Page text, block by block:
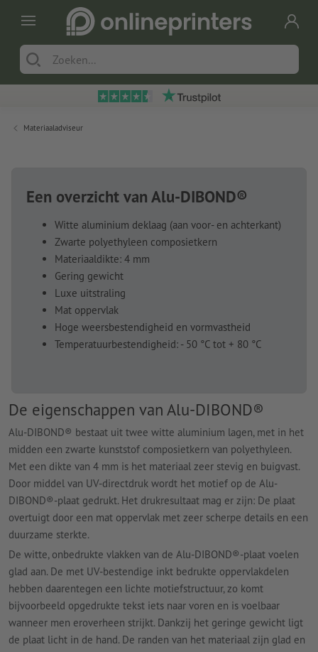
Materiaaladviseur
Een overzicht van Alu-DIBOND®
Witte aluminium deklaag (aan voor- en achterkant)
Zwarte polyethyleen composietkern
Materiaaldikte: 4 mm
Gering gewicht
Luxe uitstraling
Mat oppervlak
Hoge weersbestendigheid en vormvastheid
Temperatuurbestendigheid: - 50 °C tot + 80 °C
De eigenschappen van Alu-DIBOND®
Alu-DIBOND® bestaat uit twee witte aluminium lagen, met in het
midden een zwarte kunststof composietkern van polyethyleen.
Met een dikte van 4 mm is het materiaal zeer stevig en buigvast.
Door middel van UV-directdruk wordt het motief op de Alu-
DIBOND®-plaat gedrukt. Het drukresultaat mag er zijn: De plaat
overtuigt door een mat oppervlak met zeer scherpe details en een
duurzame sterkte.
De witte, onbedrukte vlakken van de Alu-DIBOND®-plaat voelen
glad aan. De met UV-bestendige inkt bedrukte oppervlakdelen
hebben daarentegen een lichte motiefstructuur, zo komt
bijvoorbeeld opgedrukte tekst iets naar voren en is voelbaar
wanneer men eroverheen strijkt. Dankzij het geringe gewicht ligt
de plaat licht in de hand. De randen van het materiaal zijn glad en